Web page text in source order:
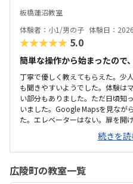
ので、これから良い点が増えてく
板橋蓮沼教室
体験者：小1/男の子 体験日：
★★★★★ 5.0
簡単な操作から始まったので
丁寧で優しく教えてもらえた。少
も聞きやすいようでした。体験は
い部分もありました。ただ日頃知
いました。Google Mapsを見なが
た。エレベーターはない。扉を開
とても綺麗で、広々としていまし
に綺麗でした。プログラミングあ
は高い。他の習い事もしているの
続きを
広陵町の教室一覧